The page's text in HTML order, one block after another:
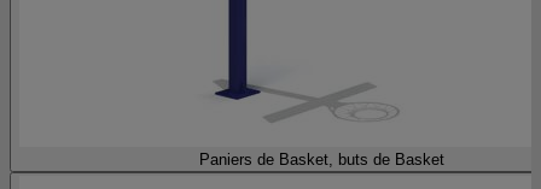
Paniers de Basket, buts de Basket